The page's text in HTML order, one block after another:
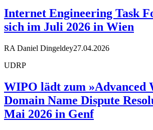
Internet Engineering Task
sich im Juli 2026 in Wien
RA Daniel Dingeldey27.04.2026
UDRP
WIPO lädt zum »Advanced
Domain Name Dispute
Mai 2026 in Genf